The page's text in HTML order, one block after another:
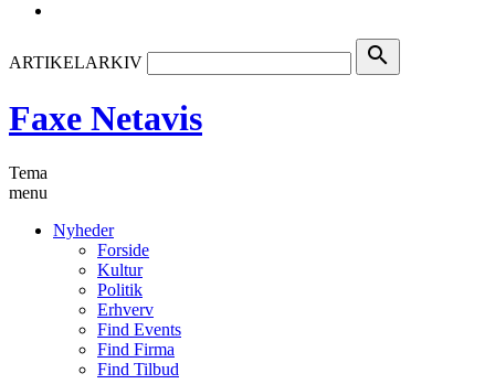
ARTIKELARKIV search
Faxe Netavis
Tema
menu
Nyheder
Forside
Kultur
Politik
Erhverv
Find Events
Find Firma
Find Tilbud